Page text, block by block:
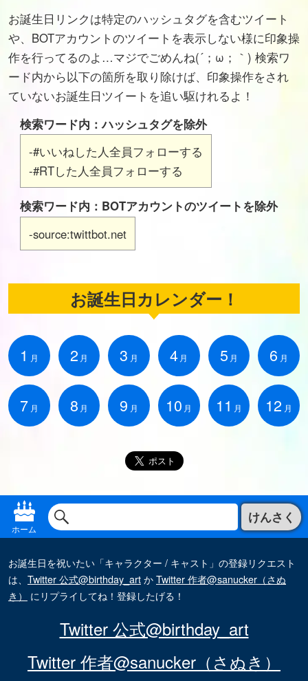
お誕生日リンクは特定のハッシュタグを含むツイート
や、BOTアカウントのツイートを表示しない様に印象操
作を行ってるのよ…マジでごめんね(´；ω；｀) 検索ワ
ード内から以下の箇所を取り除けば、印象操作をされ
ていないお誕生日ツイートを追い駆けれるよ！
検索ワード内：ハッシュタグを除外
-#いいねした人全員フォローする
-#RTした人全員フォローする
検索ワード内：BOTアカウントのツイートを除外
-source:twittbot.net
お誕生日カレンダー！
1 月 2 月 3 月 4 月 5 月 6 月
7 月 8 月 9 月 10 月 11 月 12 月
ホーム
けんさく
お誕生日を祝いたい「キャラクター / キャスト」の登録リクエスト
は、 Twitter 公式@birthday_artかTwitter 作者@sanucker（さぬ
き）
にリプライしてね！登録したげる！
Twitter 公式@birthday_art
Twitter 作者@sanucker（さぬき）